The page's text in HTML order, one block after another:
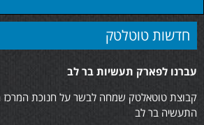
חדשות טוטלטק
עברנו לפארק תעשיות בר לב
קבוצת טוטאלטק שמחה לבשר על חנוכת המרכז
התעשיה בר לב